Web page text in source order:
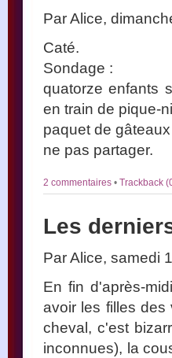
Par Alice,
Caté.
Sondage :
quatorze enfants
en train de pique-
paquet de
ne pas partager.
2 commentaires • Trackback
Les
Par Alice, samedi
En fin d'après-
avoir les filles des
cheval, c'est
inconnues), la